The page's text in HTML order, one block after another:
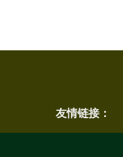
友情链接：